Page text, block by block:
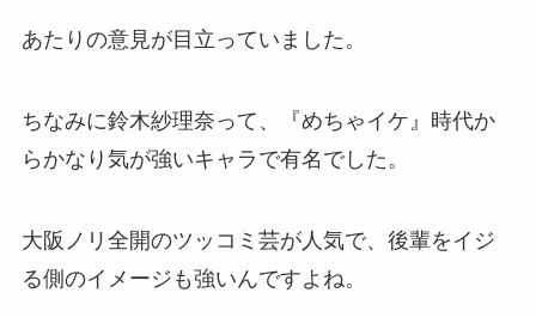
あたりの意見が目立っていました。
ちなみに鈴木紗理奈って、『めちゃイケ』時代か
らかなり気が強いキャラで有名でした。
大阪ノリ全開のツッコミ芸が人気で、後輩をイジ
る側のイメージも強いんですよね。